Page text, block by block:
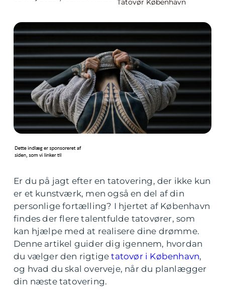
Tatovør København
Er du på jagt efter en tatovering, der ikke kun
er et kunstværk, men også en del af din
personlige fortælling? I hjertet af København
findes der flere talentfulde tatovører, som
kan hjælpe med at realisere dine drømme.
Denne artikel guider dig igennem, hvordan
du vælger den rigtigetatovør i København,
og hvad du skal overveje, når du planlægger
din næste tatovering.